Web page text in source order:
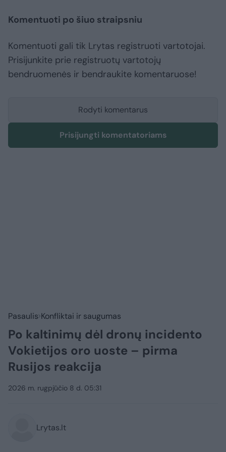
Komentuoti po šiuo straipsniu
Komentuoti gali tik Lrytas registruoti vartotojai.
Prisijunkite prie registruotų vartotojų
bendruomenės ir bendraukite komentaruose!
Rodyti komentarus
Prisijungti komentatoriams
Pasaulis Konfliktai ir saugumas
Po kaltinimų dėl dronų incidento
Vokietijos oro uoste – pirma
Rusijos reakcija
2026 m. rugpjūčio 8 d. 05:31
Lrytas.lt